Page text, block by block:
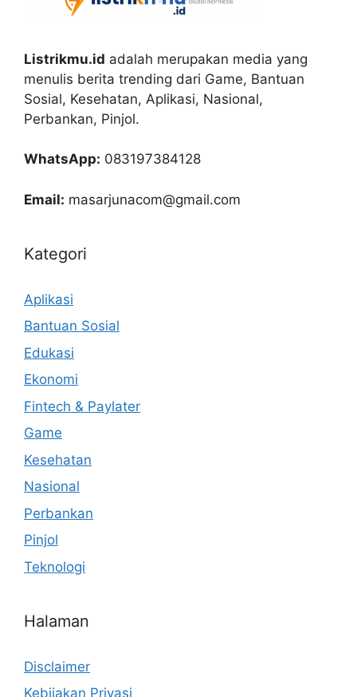
Listrikmu.id adalah merupakan media yang
menulis berita trending dari Game, Bantuan
Sosial, Kesehatan, Aplikasi, Nasional,
Perbankan, Pinjol.
WhatsApp: 083197384128
Email: masarjunacom@gmail.com
Kategori
Aplikasi
Bantuan Sosial
Edukasi
Ekonomi
Fintech & Paylater
Game
Kesehatan
Nasional
Perbankan
Pinjol
Teknologi
Halaman
Disclaimer
Kebijakan Privasi